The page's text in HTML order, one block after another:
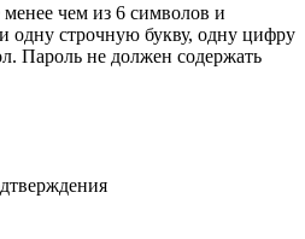
чем из 6 символов и
одну строчную букву, одну цифру
Пароль не должен содержать